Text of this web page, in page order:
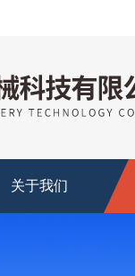
关于我们